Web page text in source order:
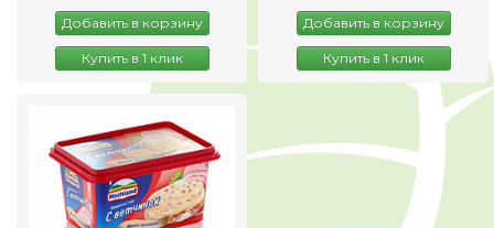
Добавить в корзину
Купить в 1 клик
Добавить в корзину
Купить в 1 клик